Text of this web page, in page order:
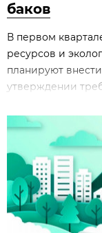
баков
В первом
ресурсов и
планируют
утверждении